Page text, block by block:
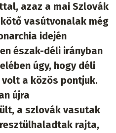
azaz a mai Szlovák
vasútvonalak még
idején
észak-déli irányban
úgy, hogy déli
a közös pontjuk.
újra
a szlovák vasutak
rajta,